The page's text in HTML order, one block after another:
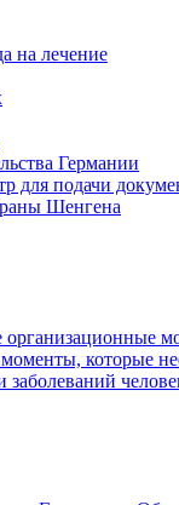
на лечение
Германии
для подачи
Шенгена
организационные
которые